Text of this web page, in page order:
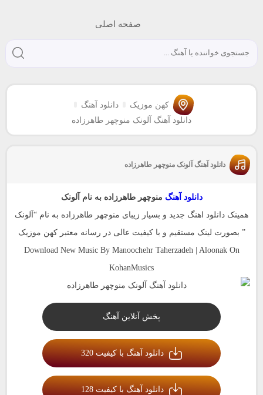
صفحه اصلی
کهن موزیک
دانلود آهنگ
دانلود آهنگ آلونک منوچهر طاهرزاده
دانلود آهنگ آلونک منوچهر طاهرزاده
دانلود آهنگ منوچهر طاهرزاده به نام آلونک
همینک دانلود اهنگ جدید و بسیار زیبای منوچهر طاهرزاده به نام “آلونک
” بصورت لینک مستقیم و با کیفیت عالی در رسانه معتبر کهن موزیک
Download New Music By Manoochehr Taherzadeh | Aloonak On
KohanMusics
پخش آنلاین آهنگ
دانلود آهنگ با کیفیت 320
دانلود آهنگ با کیفیت 128